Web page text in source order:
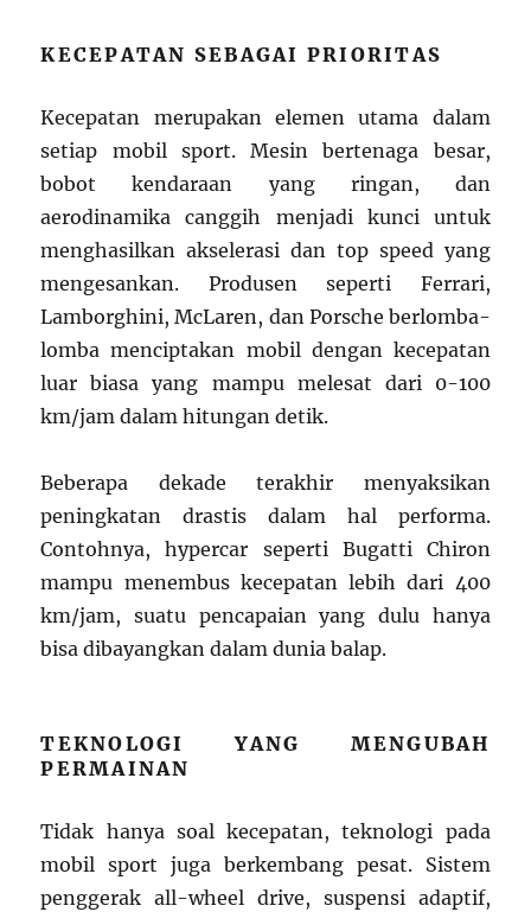
KECEPATAN SEBAGAI PRIORITAS
Kecepatan merupakan elemen utama dalam
setiap mobil sport. Mesin bertenaga besar,
bobot kendaraan yang ringan, dan
aerodinamika canggih menjadi kunci untuk
menghasilkan akselerasi dan top speed yang
mengesankan. Produsen seperti Ferrari,
Lamborghini, McLaren, dan Porsche berlomba-
lomba menciptakan mobil dengan kecepatan
luar biasa yang mampu melesat dari 0-100
km/jam dalam hitungan detik.
Beberapa dekade terakhir menyaksikan
peningkatan drastis dalam hal performa.
Contohnya, hypercar seperti Bugatti Chiron
mampu menembus kecepatan lebih dari 400
km/jam, suatu pencapaian yang dulu hanya
bisa dibayangkan dalam dunia balap.
TEKNOLOGI YANG MENGUBAH
PERMAINAN
Tidak hanya soal kecepatan, teknologi pada
mobil sport juga berkembang pesat. Sistem
penggerak all-wheel drive, suspensi adaptif,